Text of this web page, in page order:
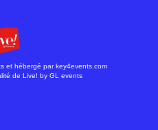
et hébergé par key4events.com
de Live! by GL events
- All rights reserved